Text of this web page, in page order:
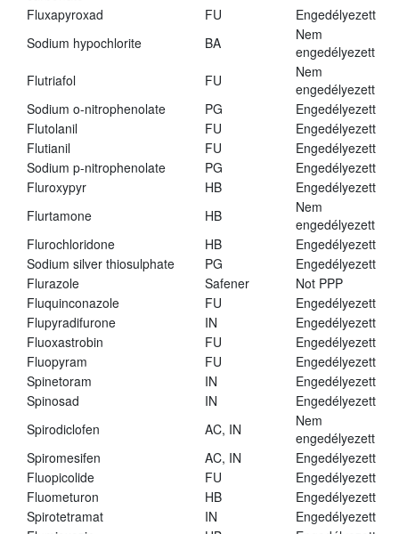
Fluxapyroxad
FU
Engedélyezett
Sodium hypochlorite
BA
Nem
engedélyezett
Flutriafol
FU
Nem
engedélyezett
Sodium o-nitrophenolate
PG
Engedélyezett
Flutolanil
FU
Engedélyezett
Flutianil
FU
Engedélyezett
Sodium p-nitrophenolate
PG
Engedélyezett
Fluroxypyr
HB
Engedélyezett
Flurtamone
HB
Nem
engedélyezett
Flurochloridone
HB
Engedélyezett
Sodium silver thiosulphate
PG
Engedélyezett
Flurazole
Safener
Not PPP
Fluquinconazole
FU
Engedélyezett
Flupyradifurone
IN
Engedélyezett
Fluoxastrobin
FU
Engedélyezett
Fluopyram
FU
Engedélyezett
Spinetoram
IN
Engedélyezett
Spinosad
IN
Engedélyezett
Spirodiclofen
AC, IN
Nem
engedélyezett
Spiromesifen
AC, IN
Engedélyezett
Fluopicolide
FU
Engedélyezett
Fluometuron
HB
Engedélyezett
Spirotetramat
IN
Engedélyezett